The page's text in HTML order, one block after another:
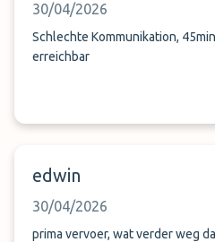
Mißverständnis in der Zentrale gab. Dieses Problem
nicht im Vorfeld kommuniziert
So habe ich immer wieder
30/04/2026
Schlechte Kommunikation,
erreichbar
edwin
30/04/2026
prima vervoer, wat verder weg